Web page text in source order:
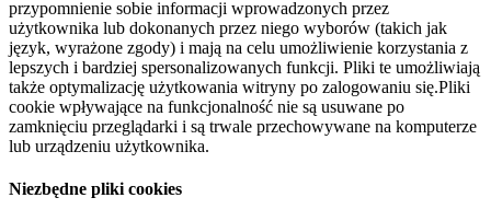
przypomnienie sobie informacji wprowadzonych przez
użytkownika lub dokonanych przez niego wyborów (takich jak
język, wyrażone zgody) i mają na celu umożliwienie korzystania z
lepszych i bardziej spersonalizowanych funkcji. Pliki te umożliwiają
także optymalizację użytkowania witryny po zalogowaniu się.Pliki
cookie wpływające na funkcjonalność nie są usuwane po
zamknięciu przeglądarki i są trwale przechowywane na komputerze
lub urządzeniu użytkownika.
Niezbędne pliki cookies